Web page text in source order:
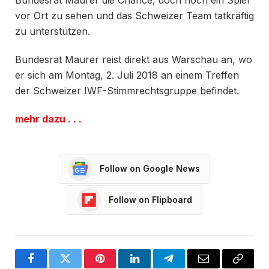
vor Ort zu sehen und das Schweizer Team tatkräftig
zu unterstützen.
Bundesrat Maurer reist direkt aus Warschau an, wo
er sich am Montag, 2. Juli 2018 an einem Treffen
der Schweizer IWF-Stimmrechtsgruppe befindet.
mehr dazu . . .
Follow on Google News
Follow on Flipboard